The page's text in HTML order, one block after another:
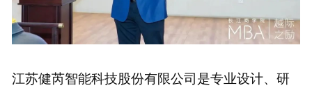
江苏健芮智能科技股份有限公司是专业设计、研